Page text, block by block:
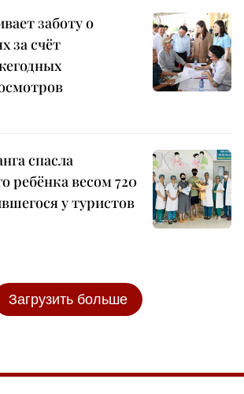
заботу о
за счёт
спасла
ребёнка весом 720
у туристов
Загрузить больше